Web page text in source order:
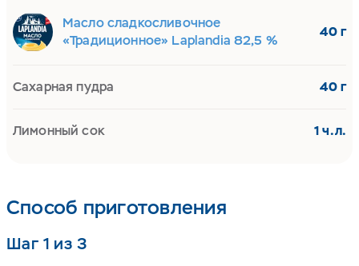
Способ приготовления
Шаг 1 из 3
Масло сладкосливочное
«Традиционное» Laplandia 82,5 %
40 г
Сахарная пудра 40 г
Лимонный сок 1 ч.л.